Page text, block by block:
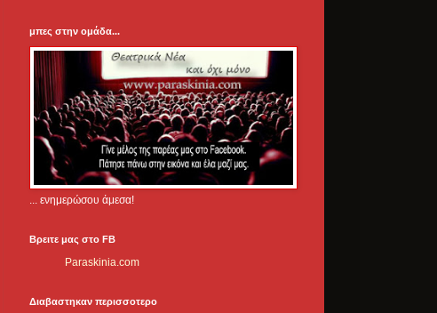
μπες στην ομάδα...
... ενημερώσου άμεσα!
Βρειτε μας στο FB
Paraskinia.com
Διαβαστηκαν περισσοτερο